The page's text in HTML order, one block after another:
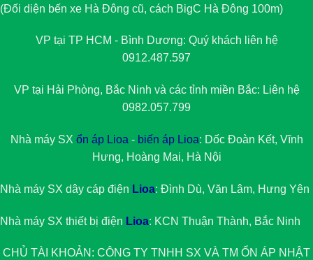
(Đối diện bến xe Hà Đông cũ, cách BigC Hà Đông 100m)
VP tại TP HCM - Bình Dương: Quý khách liên hệ
0912.487.597
VP tại Hải Phòng, Bắc Ninh và các tỉnh miền Bắc: Liên hệ
0982.057.799
Nhà máy SX ổn áp Lioa - biến áp Lioa: Dốc Đoàn Kết, Vĩnh
Hưng, Hoàng Mai, Hà Nội
Nhà máy SX dây cáp điện Lioa: Đình Dù, Văn Lâm, Hưng Yên
Nhà máy SX thiết bị điện Lioa: KCN Thuận Thành, Bắc Ninh
CHỦ TÀI KHOẢN: CÔNG TY TNHH SX VÀ TM ỔN ÁP NHẬT